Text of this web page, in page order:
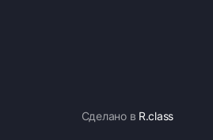
Сделано в R.class